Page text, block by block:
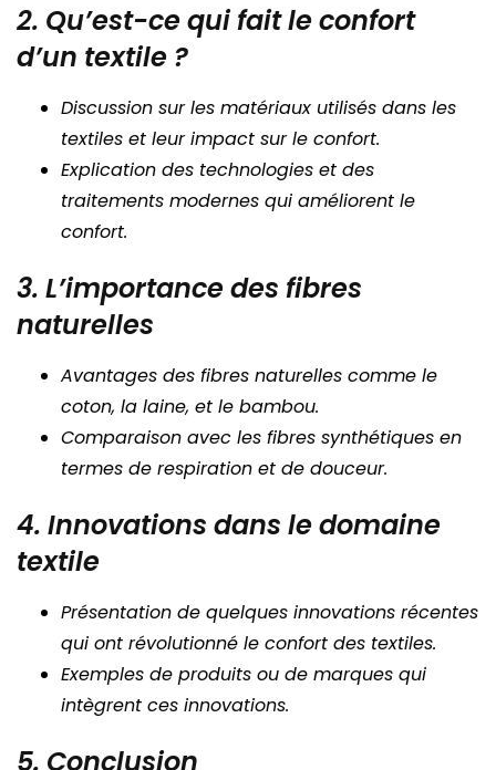
2. Qu’est-ce qui fait le confort
d’un textile ?
Discussion sur les matériaux utilisés dans les
textiles et leur impact sur le confort.
Explication des technologies et des
traitements modernes qui améliorent le
confort.
3. L’importance des fibres
naturelles
Avantages des fibres naturelles comme le
coton, la laine, et le bambou.
Comparaison avec les fibres synthétiques en
termes de respiration et de douceur.
4. Innovations dans le domaine
textile
Présentation de quelques innovations récentes
qui ont révolutionné le confort des textiles.
Exemples de produits ou de marques qui
intègrent ces innovations.
5. Conclusion